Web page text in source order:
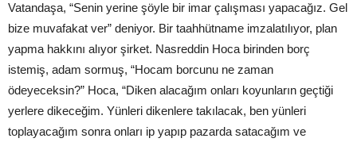
Vatandaşa, “Senin yerine şöyle bir imar çalışması yapacağız. Gel
bize muvafakat ver” deniyor. Bir taahhütname imzalatılıyor, plan
yapma hakkını alıyor şirket. Nasreddin Hoca birinden borç
istemiş, adam sormuş, “Hocam borcunu ne zaman
ödeyeceksin?” Hoca, “Diken alacağım onları koyunların geçtiği
yerlere dikeceğim. Yünleri dikenlere takılacak, ben yünleri
toplayacağım sonra onları ip yapıp pazarda satacağım ve